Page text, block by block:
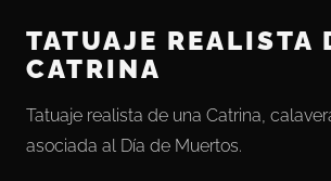
TATUAJE REALISTA
CATRINA
Tatuaje realista de una Catrina,
asociada al Día de Muertos.